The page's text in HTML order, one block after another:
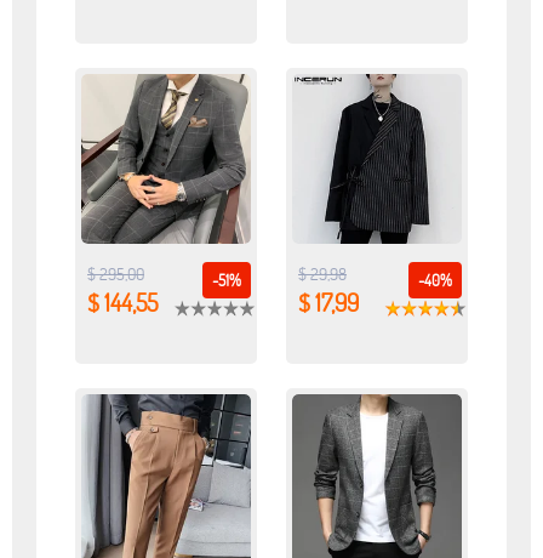
-51%
$ 295,00
$ 144,55
-40%
$ 29,98
$ 17,99